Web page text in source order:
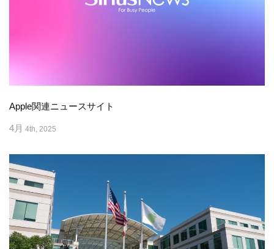
Apple関連ニュースサイト
4月 4th, 2025